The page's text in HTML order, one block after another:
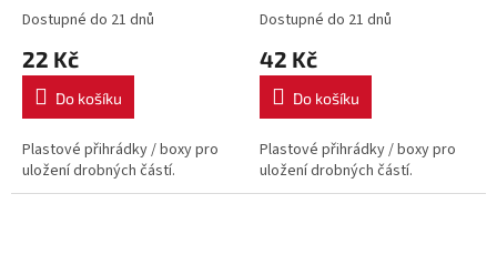
KTR20 - barva červená
Dostupné do 21 dnů
22 Kč
Do košíku
Plastové přihrádky / boxy pro
uložení drobných částí.
KTR23 - barva černá
Dostupné do 21 dnů
42 Kč
Do košíku
Plastové přihrádky / boxy pro
uložení drobných částí.